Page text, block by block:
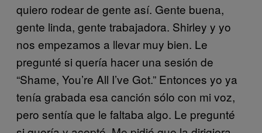
quiero rodear de gente así. Gente buena,
gente linda, gente trabajadora. Shirley y yo
nos empezamos a llevar muy bien. Le
pregunté si quería hacer una sesión de
“Shame, You’re All I’ve Got.” Entonces yo ya
tenía grabada esa canción sólo con mi voz,
pero sentía que le faltaba algo. Le pregunté